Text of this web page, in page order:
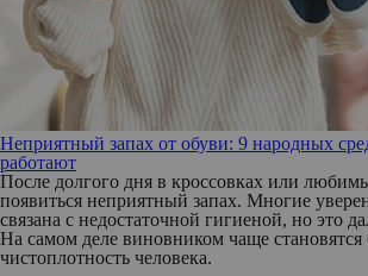
Неприятный запах от обуви: 9 народных
работают
После долгого дня в кроссовках или
появиться неприятный запах. Многие
связана с недостаточной гигиеной, но это
На самом деле виновником чаще становятся
чистоплотность человека.